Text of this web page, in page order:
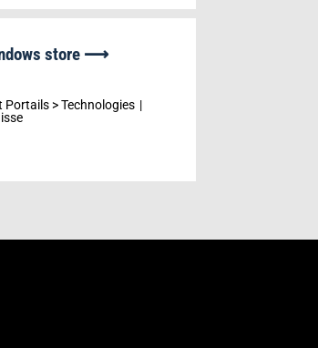
store ⟶
Portails>Technologies